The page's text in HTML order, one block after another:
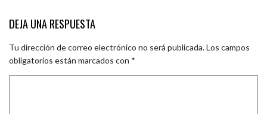
DEJA UNA RESPUESTA
Tu dirección de correo electrónico no será publicada.Los campos
obligatorios están marcados con *